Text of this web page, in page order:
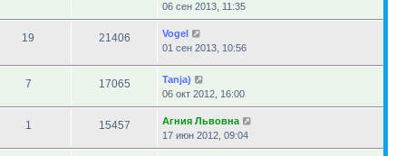
06 сен 2013, 11:35
19 21406
Vogel
01 сен 2013, 10:56
7 17065
Tanja)
06 окт 2012, 16:00
1 15457
Агния Львовна
17 июн 2012, 09:04